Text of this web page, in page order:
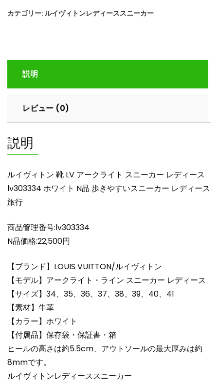
ト
ア
ク
ト
ニ
ー
ー
レ
デ
ー
ス
ホ
ワ
イ
ト
品
歩
き
す
い
カテゴリー: ルイヴィトンレディーススニーカー
説明
レビュー (0)
説明
ルイヴィトン 靴 LV アークライト スニーカー レディース
lv303334 ホワイト N品 歩きやすいスニーカー レディース
旅行
商品管理番号:lv303334
N品価格:22,500円
【ブランド】LOUIS VUITTON/ルイヴィトン
【モデル】アークライト・ライン スニーカー レディース
【サイズ】34、35、36、37、38、39、40、41
【素材】牛革
【カラー】ホワイト
【付属品】保存袋・保証書・箱
ヒールの高さは約5.5cm、アウトソールの最大厚みは約
8mmです。
ルイヴィトンレディーススニーカー